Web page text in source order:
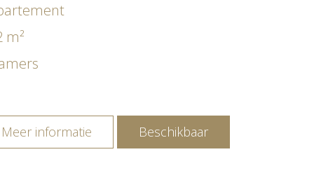
m²
Meer informatie Beschikbaar